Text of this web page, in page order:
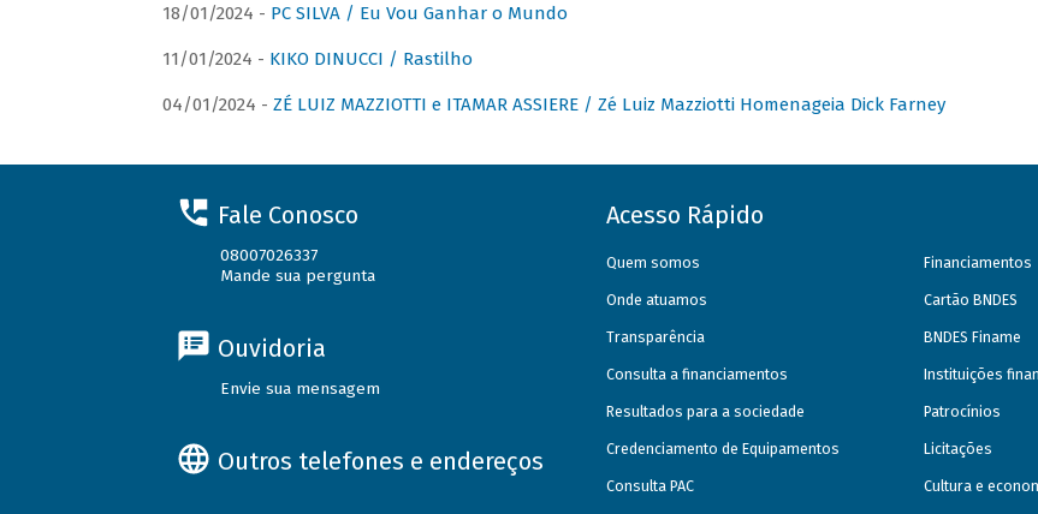
18/01/2024 - PC SILVA / Eu Vou Ganhar o Mundo
11/01/2024 - KIKO DINUCCI / Rastilho
04/01/2024 - ZÉ LUIZ MAZZIOTTI e ITAMAR ASSIERE / Zé Luiz Mazziotti Homenageia Dick Farney
Fale Conosco
08007026337
Mande sua pergunta
Ouvidoria
Envie sua mensagem
Outros telefones e endereços
Acesso Rápido
Quem somos
Onde atuamos
Transparência
Consulta a financiamentos
Resultados para a sociedade
Credenciamento de Equipamentos
Consulta PAC
Financiamentos
Cartão BNDES
BNDES Finame
Instituições
Patrocínios
Licitações
Cultura e